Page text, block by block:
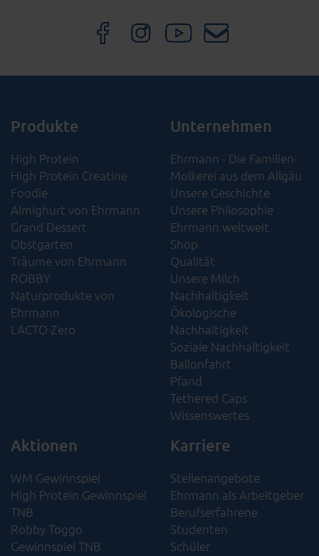
Produkte
High Protein
High Protein Creatine
Foodie
Almighurt von Ehrmann
Grand Dessert
Obstgarten
Träume von Ehrmann
ROBBY
Naturprodukte von
Ehrmann
LACTO Zero
Aktionen
WM Gewinnspiel
High Protein Gewinnspiel
TNB
Robby Toggo
Gewinnspiel TNB
Unternehmen
Ehrmann - Die Familien-
Molkerei aus dem Allgäu
Unsere Geschichte
Unsere Philosophie
Ehrmann weltweit
Shop
Qualität
Unsere Milch
Nachhaltigkeit
Ökologische
Nachhaltigkeit​
Soziale Nachhaltigkeit​
Ballonfahrt
Pfand
Tethered Caps
Wissenswertes
Karriere
Stellenangebote
Ehrmann als Arbeitgeber
Berufserfahrene
Studenten
Schüler